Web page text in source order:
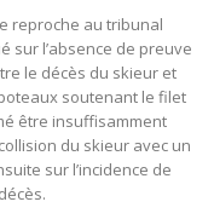
reproche au tribunal
sur l’absence de preuve
le décès du skieur et
soutenant le filet
être insuffisamment
du skieur avec un
sur l’incidence de